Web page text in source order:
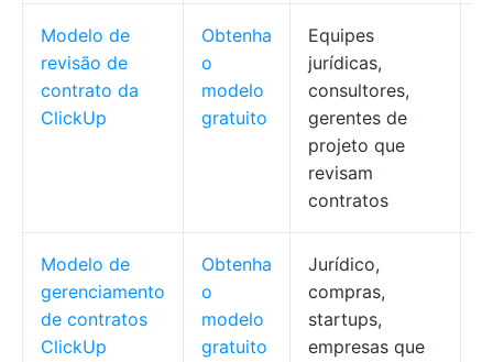
Modelo de
revisão de
contrato da
ClickUp
Obtenha
o
modelo
gratuito
Equipes
jurídicas,
consultores,
gerentes de
projeto que
revisam
contratos
Modelo de
gerenciamento
de contratos
ClickUp
Obtenha
o
modelo
gratuito
Jurídico,
compras,
startups,
empresas que